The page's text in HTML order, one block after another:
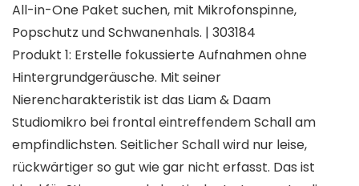
All-in-One Paket suchen, mit Mikrofonspinne,
Popschutz und Schwanenhals. | 303184
Produkt 1: Erstelle fokussierte Aufnahmen ohne
Hintergrundgeräusche. Mit seiner
Nierencharakteristik ist das Liam & Daam
Studiomikro bei frontal eintreffendem Schall am
empfindlichsten. Seitlicher Schall wird nur leise,
rückwärtiger so gut wie gar nicht erfasst. Das ist